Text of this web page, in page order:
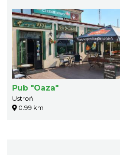
Pub "Oaza"
Ustroń
0.99 km